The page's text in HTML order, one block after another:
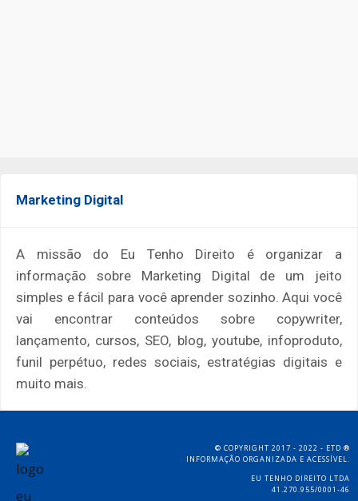
Marketing Digital
A missão do Eu Tenho Direito é organizar a
informação sobre Marketing Digital de um jeito
simples e fácil para você aprender sozinho. Aqui você
vai encontrar conteúdos sobre copywriter,
lançamento, cursos, SEO, blog, youtube, infoproduto,
funil perpétuo, redes sociais, estratégias digitais e
muito mais.
© COPYRIGHT 2017 - 2022 - ETD ®
INFORMAÇÃO ORGANIZADA E ACESSÍVEL.
EU TENHO DIREITO LTDA
41.270.955/0001-46